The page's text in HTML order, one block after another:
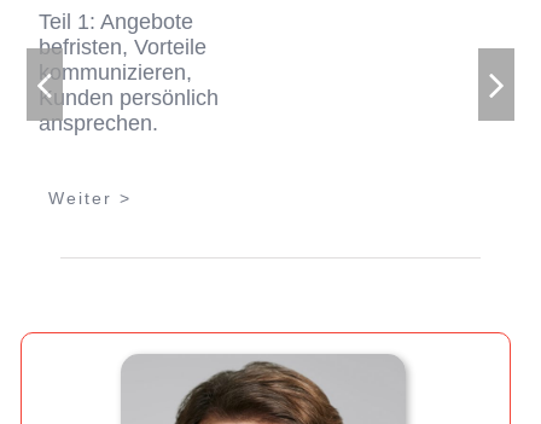
Teil 1: Angebote
befristen, Vorteile
kommunizieren,
Kunden persönlich
ansprechen.
Weiter >